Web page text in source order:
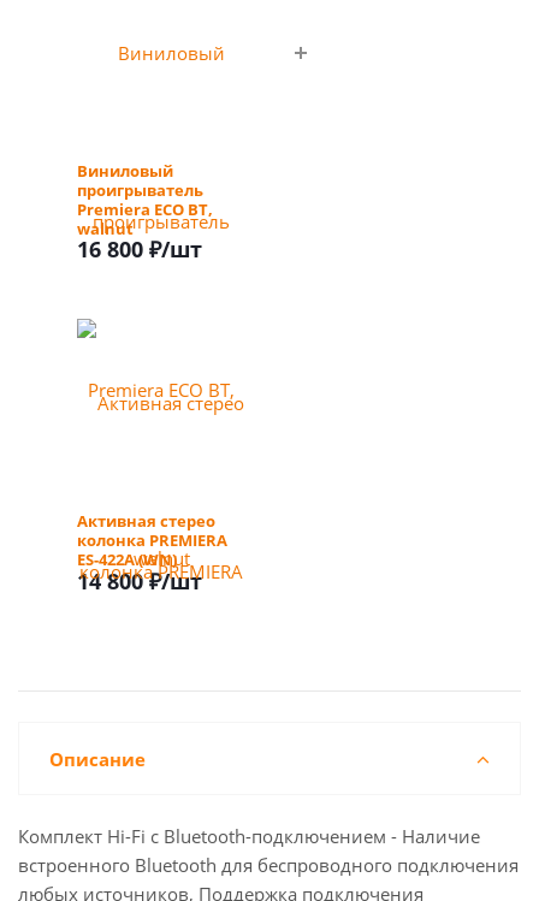
Виниловый
проигрыватель
Premiera ECO BT,
walnut
16 800 ₽/шт
Активная стерео
колонка PREMIERA
ES-422A (WN)
14 800 ₽/шт
Описание
Комплект Hi-Fi с Bluetooth-подключением - Наличие
встроенного Bluetooth для беспроводного подключения
любых источников, Поддержка подключения